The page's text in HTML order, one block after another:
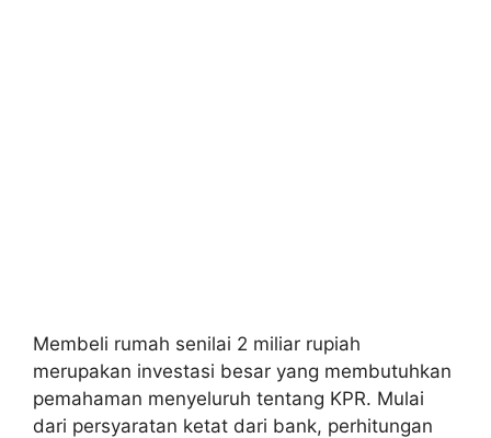
Membeli rumah senilai 2 miliar rupiah
merupakan investasi besar yang membutuhkan
pemahaman menyeluruh tentang KPR. Mulai
dari persyaratan ketat dari bank, perhitungan